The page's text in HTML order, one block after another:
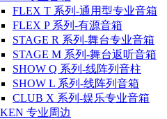
FLEX T 系列-通用型专业音箱
FLEX P 系列-有源音箱
STAGE R 系列-舞台专业音箱
STAGE M 系列-舞台返听音箱
SHOW Q 系列-线阵列音柱
SHOW L 系列-线阵列音箱
CLUB X 系列-娱乐专业音箱
专业周边